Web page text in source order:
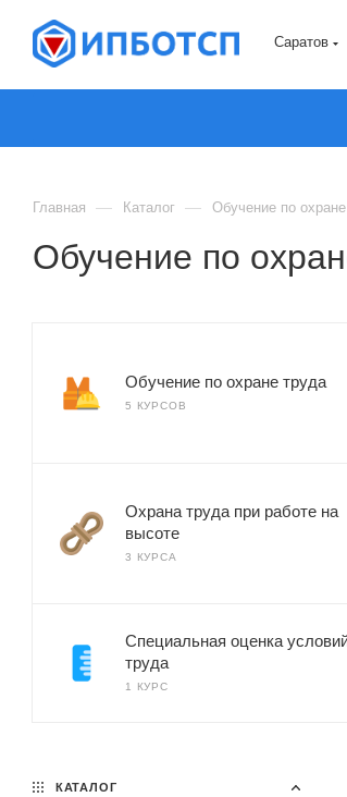
Саратов
Главная — Каталог — Обучение по
Обучение по
Обучение по охране труда
5 КУРСОВ
Охрана труда при работе на
высоте
3 КУРСА
Специальная оценка
труда
1 КУРС
КАТАЛОГ